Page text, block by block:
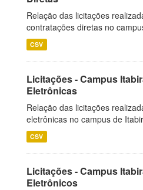
Relação das licitações
contratações diretas no
CSV
Licitações - Campus
Eletrônicas
Relação das licitações
eletrônicas no campus de
CSV
Licitações - Campus
Eletrônicos